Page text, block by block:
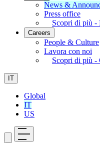
News &
Press office
Scopri di più -
Careers
People & Culture
Lavora con noi
Scopri di più -
IT
Global
IT
US